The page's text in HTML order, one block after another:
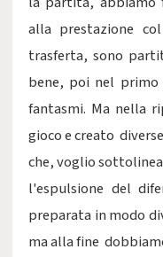
alla prestazione
trasferta, sono
bene, poi nel
fantasmi. Ma nella
gioco e creato
che, voglio
l'espulsione del
preparata in modo
ma alla fine